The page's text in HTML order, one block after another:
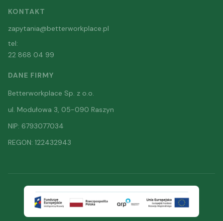
KONTAKT
zapytania@betterworkplace.pl
tel:
22 868 04 99
DANE FIRMY
Betterworkplace Sp. z o.o.
ul. Modułowa 3, 05-090 Raszyn
NIP: 6793077034
REGON: 122432943